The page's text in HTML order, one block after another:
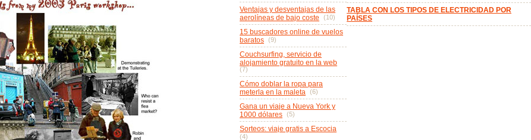
TABLA CON LOS TIPOS DE ELECTRICIDAD POR
PAÍSES
Ventajas y desventajas de las
aerolíneas de bajo coste (10)
15 buscadores online de vuelos
baratos (9)
Couchsurfing, servicio de
alojamiento gratuito en la web
(7)
Cómo doblar la ropa para
meterla en la maleta (6)
Gana un viaje a Nueva York y
1000 dólares (5)
Sorteos: viaje gratis a Escocia
(4)